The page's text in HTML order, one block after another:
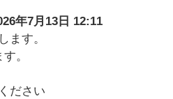
年7月13日 12:11
ます。
。
ださい